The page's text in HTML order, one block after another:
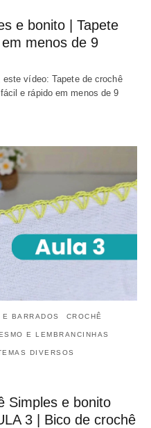
e bonito | Tapete
menos de 9
vídeo: Tapete de crochê
e rápido em menos de 9
BARRADOS CROCHÊ
E LEMBRANCINHAS
DIVERSOS
Simples e bonito
3 | Bico de crochê